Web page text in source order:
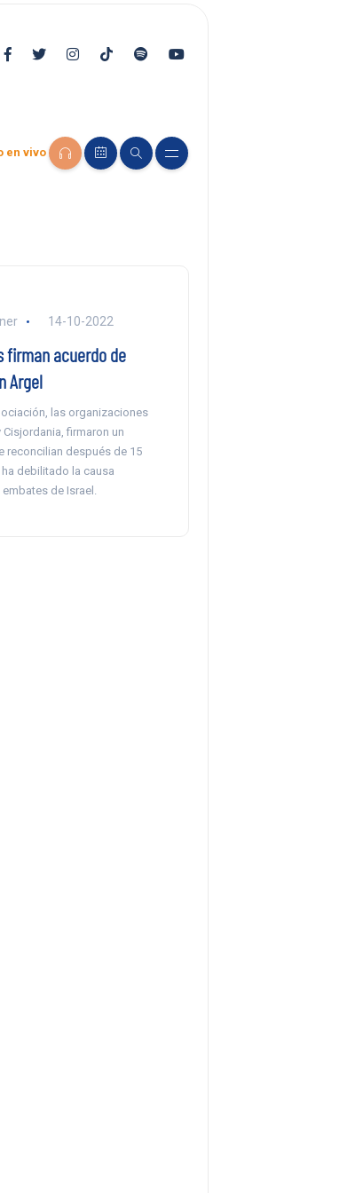
en vivo
14-10-2022
firman acuerdo de
Argel
las organizaciones
firmaron un
reconcilian después de 15
debilitado la causa
de Israel.